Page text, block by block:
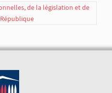
de la législation et de